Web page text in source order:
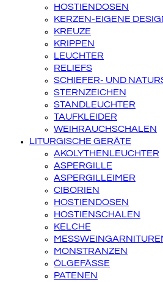
HOSTIENDOSEN
KERZEN-EIGENE
KREUZE
KRIPPEN
LEUCHTER
RELIEFS
SCHIEFER- UND
STERNZEICHEN
STANDLEUCHTER
TAUFKLEIDER
WEIHRAUCHSCHALEN
LITURGISCHE GERÄTE
AKOLYTHENLEUCHTER
ASPERGILLE
ASPERGILLEIMER
CIBORIEN
HOSTIENDOSEN
HOSTIENSCHALEN
KELCHE
MONSTRANZEN
ÖLGEFÄSSE
PATENEN